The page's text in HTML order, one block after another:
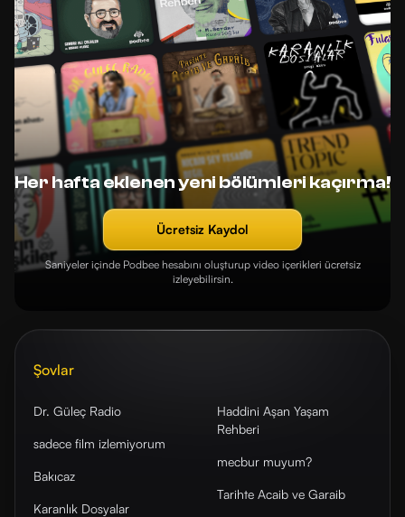
Her hafta eklenen yeni bölümleri kaçırma!
Ücretsiz Kaydol
Saniyeler içinde Podbee hesabını oluşturup video içerikleri ücretsiz
izleyebilirsin.
Şovlar
Dr. Güleç Radio
sadece film izlemiyorum
Bakıcaz
Karanlık Dosyalar
Haddini Aşan Yaşam
Rehberi
mecbur muyum?
Tarihte Acaib ve Garaib